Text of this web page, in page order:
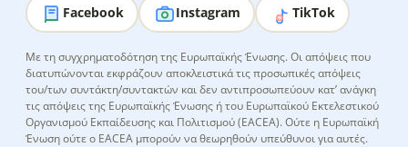
Facebook Instagram TikTok
Με τη συγχρηματοδότηση της Ευρωπαϊκής Ένωσης. Οι απόψεις που
διατυπώνονται εκφράζουν αποκλειστικά τις προσωπικές απόψεις
του/των συντάκτη/συντακτών και δεν αντιπροσωπεύουν κατ’ ανάγκη
τις απόψεις της Ευρωπαϊκής Ένωσης ή του Ευρωπαϊκού Εκτελεστικού
Οργανισμού Εκπαίδευσης και Πολιτισμού (EACEA). Ούτε η Ευρωπαϊκή
Ένωση ούτε ο EACEA μπορούν να θεωρηθούν υπεύθυνοι για αυτές.